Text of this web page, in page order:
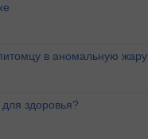
в аномальную
здоровья?